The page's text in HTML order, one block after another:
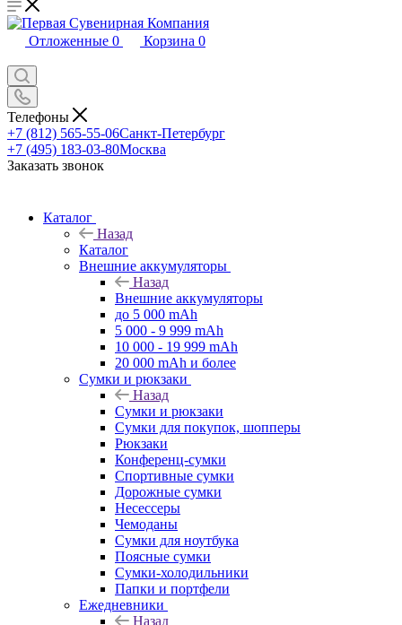
Отложенные 0 Корзина 0
Телефоны
+7 (812) 565-55-06Санкт-Петербург
+7 (495) 183-03-80Москва
Заказать звонок
Каталог
Назад
Каталог
Внешние аккумуляторы
Назад
Внешние аккумуляторы
до 5 000 mAh
5 000 - 9 999 mAh
10 000 - 19 999 mAh
20 000 mAh и более
Сумки и рюкзаки
Назад
Сумки и рюкзаки
Сумки для покупок, шопперы
Рюкзаки
Конференц-сумки
Спортивные сумки
Дорожные сумки
Несессеры
Чемоданы
Сумки для ноутбука
Поясные сумки
Сумки-холодильники
Папки и портфели
Ежедневники
Назад